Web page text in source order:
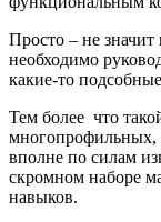
Просто – не
необходимо
какие-то
Тем более что
многопрофильных,
вполне по силам
скромном наборе
навыков.